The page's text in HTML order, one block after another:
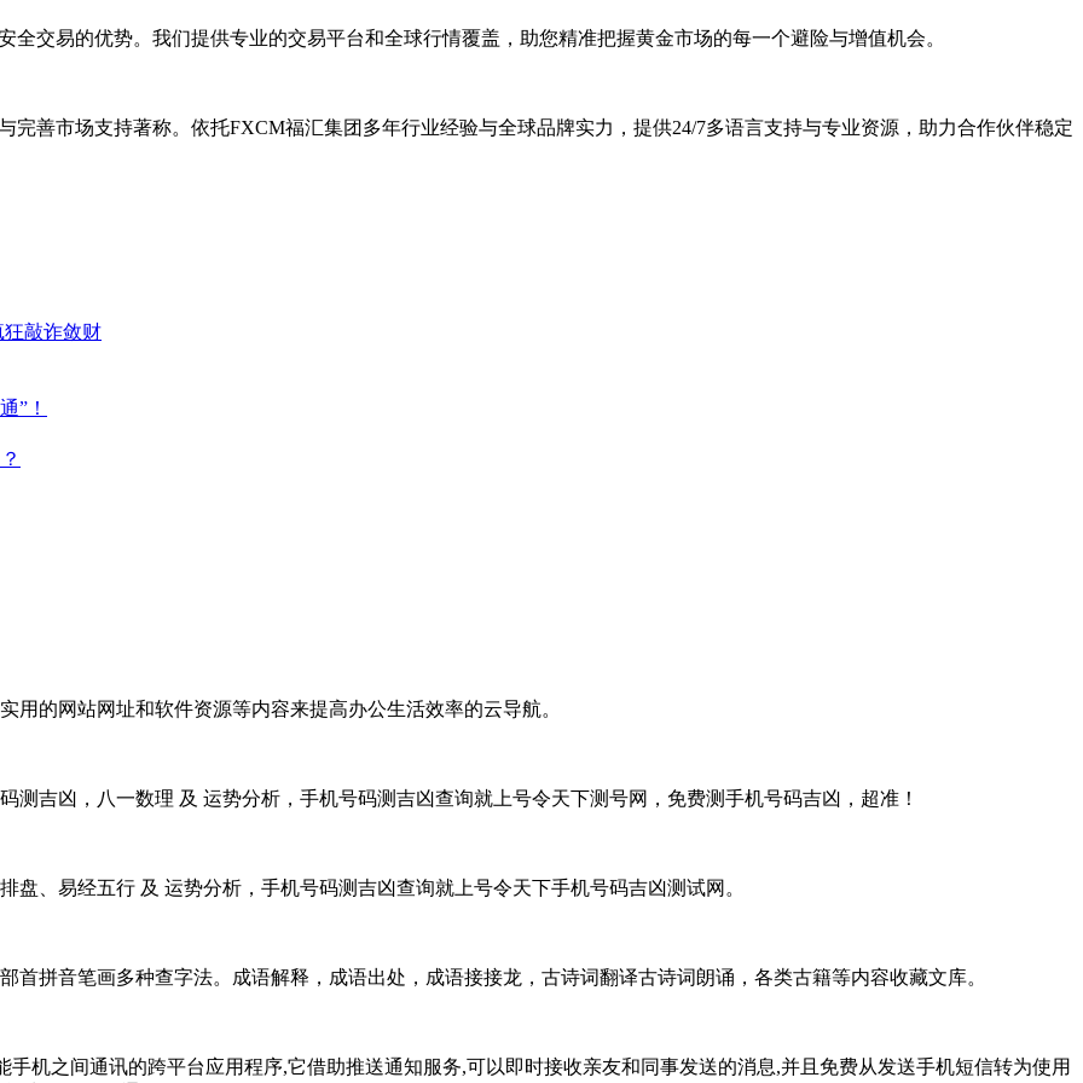
交易的优势。我们提供专业的交易平台和全球行情覆盖，助您精准把握黄金市场的每一个避险与增值机会。
善市场支持著称。依托FXCM福汇集团多年行业经验与全球品牌实力，提供24/7多语言支持与专业资源，助力合作伙伴稳定
敲诈敛财
”！
的网站网址和软件资源等内容来提高办公生活效率的云导航。
测吉凶，八一数理 及 运势分析，手机号码测吉凶查询就上号令天下测号网，免费测手机号码吉凶，超准！
、易经五行 及 运势分析，手机号码测吉凶查询就上号令天下手机号码吉凶测试网。
首拼音笔画多种查字法。成语解释，成语出处，成语接接龙，古诗词翻译古诗词朗诵，各类古籍等内容收藏文库。
手机之间通讯的跨平台应用程序,它借助推送通知服务,可以即时接收亲友和同事发送的消息,并且免费从发送手机短信转为使用